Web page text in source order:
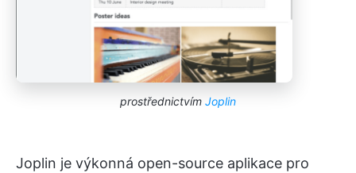
prostřednictvím Joplin
Joplin je výkonná open-source aplikace pro